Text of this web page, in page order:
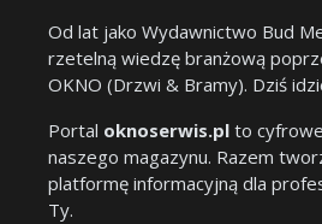
Od lat jako Wydawnictwo Bud
rzetelną wiedzę branżową
OKNO (Drzwi & Bramy). Dziś
Portal oknoserwis.pl to
naszego magazynu. Razem
platformę informacyjną dla
Ty.